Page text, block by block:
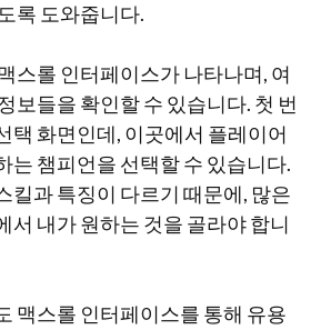
록 도와줍니다.
스롤 인터페이스가 나타나며, 여
보들을 확인할 수 있습니다. 첫 번
택 화면인데, 이곳에서 플레이어
는 챔피언을 선택할 수 있습니다.
킬과 특징이 다르기 때문에, 많은
서 내가 원하는 것을 골라야 합니
맥스롤 인터페이스를 통해 유용